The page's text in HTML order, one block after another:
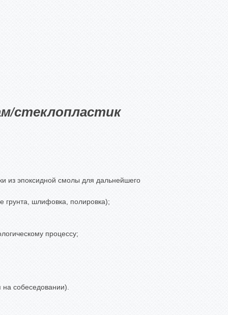
стеклопластик
из эпоксидной смолы для дальнейшего
грунта, шлифовка, полировка);
процессу;
собеседовании).